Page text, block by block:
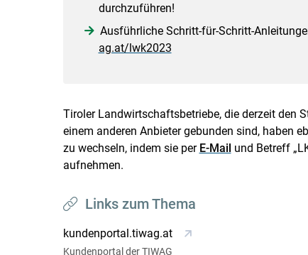
durchzuführen!
Ausführliche Schritt-für-Schritt-
ag.at/lwk2023
Tiroler Landwirtschaftsbetriebe, die derzeit den
einem anderen Anbieter gebunden sind, haben
zu wechseln, indem sie per E-Mail und Betreff
aufnehmen.
Links zum Thema
kundenportal.tiwag.at
Kundenportal der TIWAG